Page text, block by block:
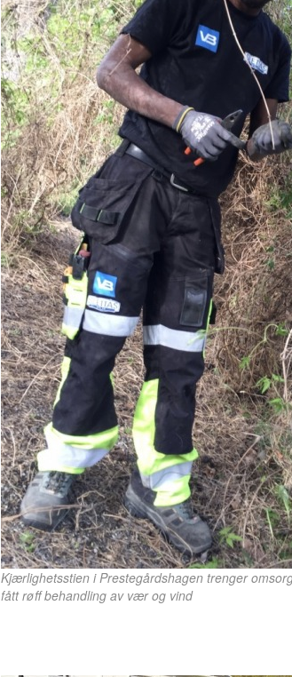
Kjærlighetsstien i Prestegårdshagen trenger
fått røff behandling av vær og vind